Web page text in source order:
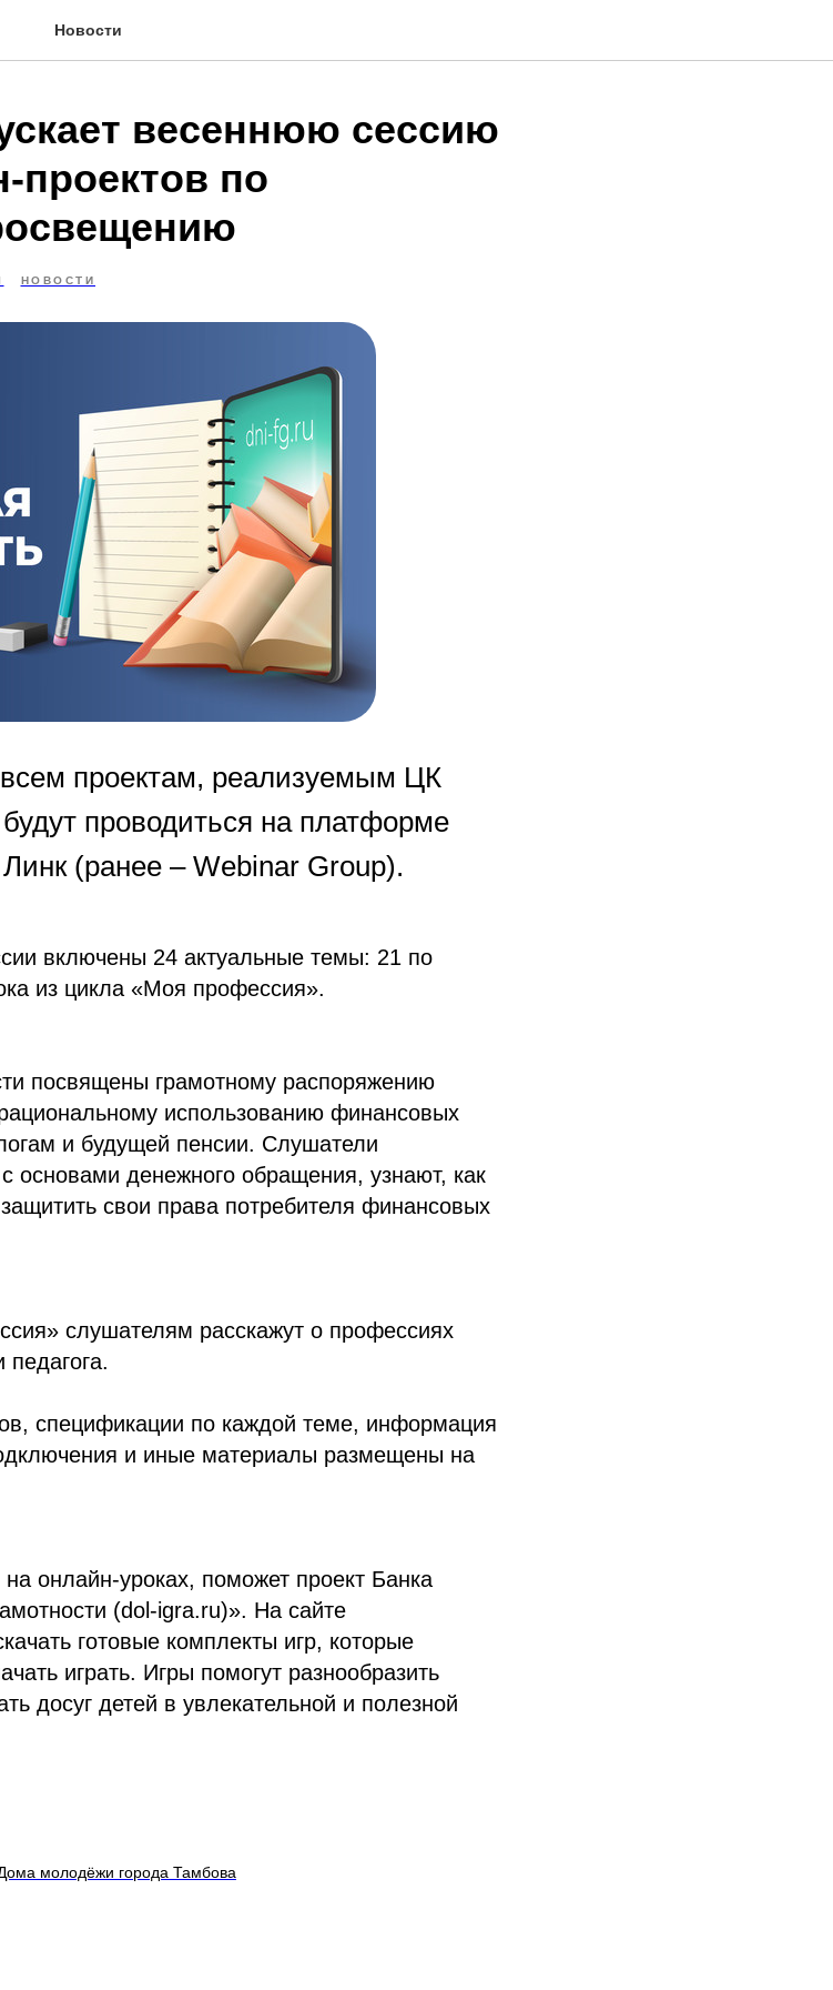
Новости
весеннюю сессию
проектов по
НОВОСТИ
проектам, реализуемым ЦК
проводиться на платформе
(ранее – Webinar Group).
включены 24 актуальные темы: 21 по
из цикла «Моя профессия».
посвящены грамотному распоряжению
использованию финансовых
и будущей пенсии. Слушатели
основами денежного обращения, узнают, как
свои права потребителя финансовых
слушателям расскажут о профессиях
спецификации по каждой теме, информация
и иные материалы размещены на
онлайн-уроках, поможет проект Банка
(dol-igra.ru)». На сайте
готовые комплекты игр, которые
играть. Игры помогут разнообразить
досуг детей в увлекательной и полезной
молодёжи города Тамбова